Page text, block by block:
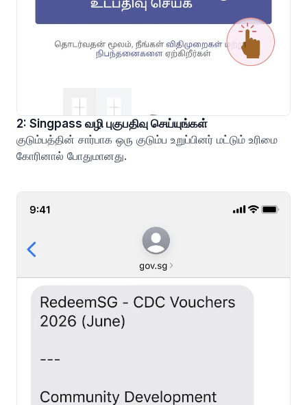
2: Singpass வழி புகுபதிவு செய்யுங்கள்
குடும்பத்தின் சார்பாக ஒரு குடும்ப உறுப்பினர் மட்டும் உரிமை
கோரினால் போதுமானது.